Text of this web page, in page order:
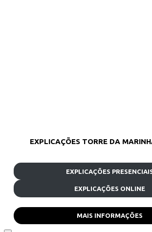
EXPLICAÇÕES TORRE DA
EXPLICAÇÕES
EXPLICAÇÕES ONLINE
MAIS INFORMAÇÕES